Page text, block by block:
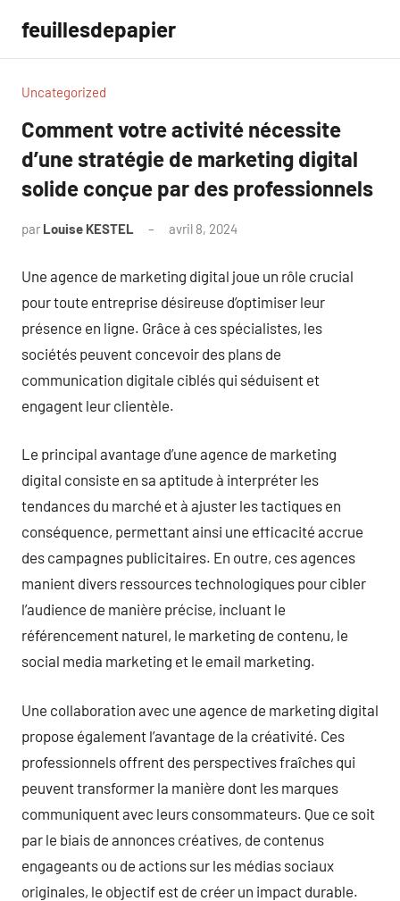
contenu
feuillesdepapier
Uncategorized
Comment votre activité nécessite
d’une stratégie de marketing digital
solide conçue par des professionnels
par Louise KESTEL avril 8, 2024
Une agence de marketing digital joue un rôle crucial
pour toute entreprise désireuse d’optimiser leur
présence en ligne. Grâce à ces spécialistes, les
sociétés peuvent concevoir des plans de
communication digitale ciblés qui séduisent et
engagent leur clientèle.
Le principal avantage d’une agence de marketing
digital consiste en sa aptitude à interpréter les
tendances du marché et à ajuster les tactiques en
conséquence, permettant ainsi une efficacité accrue
des campagnes publicitaires. En outre, ces agences
manient divers ressources technologiques pour cibler
l’audience de manière précise, incluant le
référencement naturel, le marketing de contenu, le
social media marketing et le email marketing.
Une collaboration avec une agence de marketing digital
propose également l’avantage de la créativité. Ces
professionnels offrent des perspectives fraîches qui
peuvent transformer la manière dont les marques
communiquent avec leurs consommateurs. Que ce soit
par le biais de annonces créatives, de contenus
engageants ou de actions sur les médias sociaux
originales, le objectif est de créer un impact durable.